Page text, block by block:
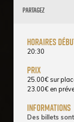
Partagez
horaires
20:30
prix
25.00€ sur
23.00€ en
informations
Des billets